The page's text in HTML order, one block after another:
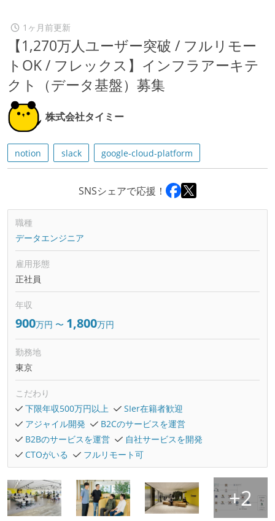
1ヶ月前更新
【1,270万人ユーザー突破 / フルリモー
トOK / フレックス】インフラアーキテ
クト（データ基盤）募集
株式会社タイミー
notion slack google-cloud-platform
SNSシェアで応援！
職種
データエンジニア
雇用形態
正社員
年収
900万円 〜 1,800万円
勤務地
東京
こだわり
下限年収500万円以上
SIer在籍者歓迎
アジャイル開発
B2Cのサービスを運営
B2Bのサービスを運営
自社サービスを開発
CTOがいる
フルリモート可